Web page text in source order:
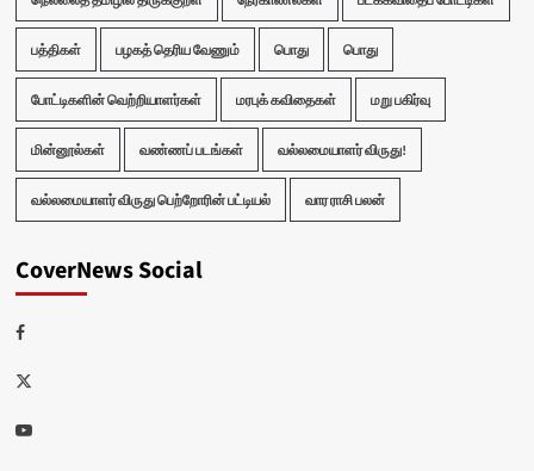
பத்திகள் பழகத் தெரிய வேணும் பொது பொது
போட்டிகளின் வெற்றியாளர்கள் மரபுக் கவிதைகள் மறு பகிர்வு
மின்னூல்கள் வண்ணப் படங்கள் வல்லமையாளர் விருது!
வல்லமையாளர் விருது பெற்றோரின் பட்டியல் வார ராசி பலன்
CoverNews Social
Facebook
Twitter
Youtube